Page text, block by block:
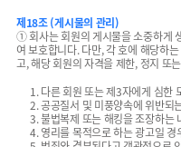
제18조 (게시물의 관리)
① 회사는 회원의 게시물을 소중하게
여 보호합니다. 다만, 각 호에 해당하
고, 해당 회원의 자격을 제한, 정지 또
1. 다른 회원 또는 제3자에게 심한
2. 공공질서 및 미풍양속에 위반되
3. 불법복제 또는 해킹을 조장하는
4. 영리를 목적으로 하는 광고일 경